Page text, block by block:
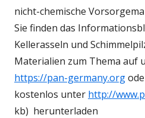
nicht-chemische
Sie finden das
Kellerasseln und
Materialien zum Thema auf
https://pan-germany.org
kostenlos unter http://
kb) herunterladen